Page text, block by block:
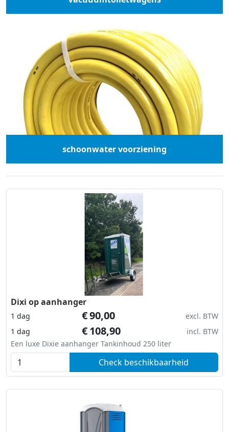
schoonwater voorziening
Dixi op aanhanger
1 dag €90,00
excl. BTW
1 dag
€108,90
incl. BTW
Een luxe Dixie aanhanger Tankinhoud 250 liter
Check beschikbaarheid